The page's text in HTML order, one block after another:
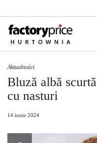
Aktualności
Bluză albă
cu nasturi
14 iunie 2024